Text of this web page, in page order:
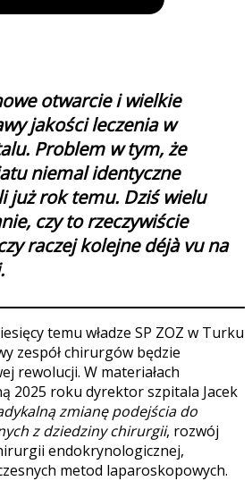
otwarcie i wielkie
jakości leczenia w
Problem w tym, że
niemal identyczne
już rok temu. Dziś wielu
czy to rzeczywiście
raczej kolejne déjà vu na
temu władze SP ZOZ w Turku
zespół chirurgów będzie
rewolucji. W materiałach
2025 roku dyrektor szpitala Jacek
zmianę podejścia do
z dziedziny chirurgii, rozwój
endokrynologicznej,
metod laparoskopowych.